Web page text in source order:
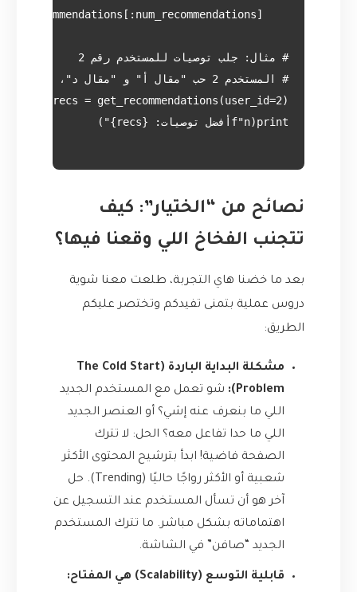
نصائح من “الختيار”: كيف
تتجنب الفخاخ اللي وقعنا فيها؟
بعد ما خضنا هاي التجربة، طلعت معنا شوية
دروس عملية بتمنى تفيدكم وتختصر عليكم
الطريق:
مشكلة البداية الباردة (The Cold Start
Problem):
شو تعمل مع المستخدم الجديد
اللي ما بنعرف عنه إشي؟ أو العنصر الجديد
اللي ما حدا تفاعل معه؟ الحل: لا تترك
الصفحة فاضية! ابدأ بترشيح المحتوى الأكثر
شعبية أو الأكثر رواجًا حاليًا (Trending). حل
آخر هو أن تسأل المستخدم عند التسجيل عن
اهتماماته بشكل مباشر. ما تترك المستخدم
الجديد “صافن” في الشاشة.
قابلية التوسع (Scalability) هي المفتاح: